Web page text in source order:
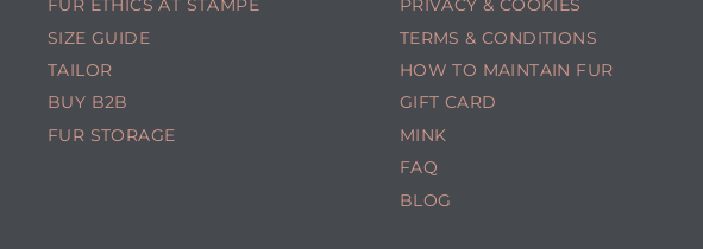
FUR ETHICS AT STAMPE
SIZE GUIDE
TAILOR
BUY B2B
FUR STORAGE
PRIVACY & COOKIES
TERMS & CONDITIONS
HOW TO MAINTAIN FUR
GIFT CARD
MINK
FAQ
BLOG